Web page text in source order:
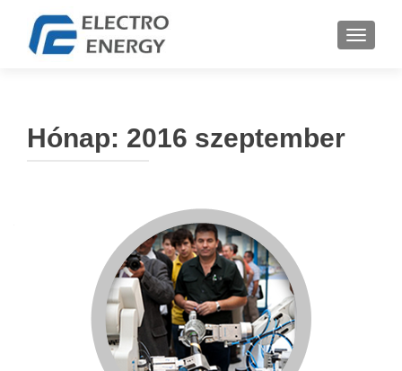
Hónap: 2016 szeptember